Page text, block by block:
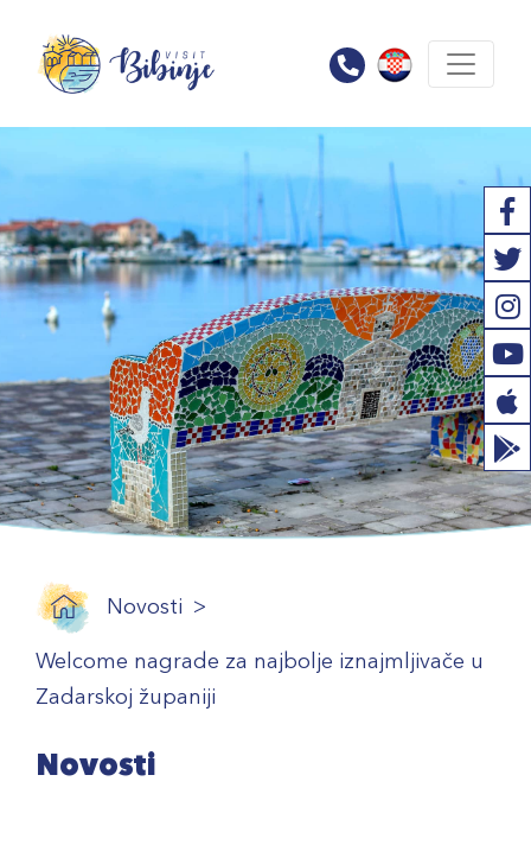
Novosti
Welcome nagrade za najbolje iznajmljivače u
Zadarskoj županiji
Novosti